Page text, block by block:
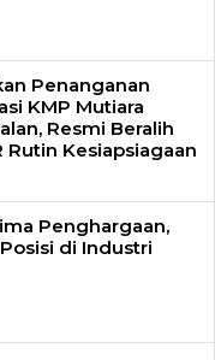
Penanganan
KMP Mutiara
Resmi Beralih
Rutin Kesiapsiagaan
Penghargaan,
di Industri